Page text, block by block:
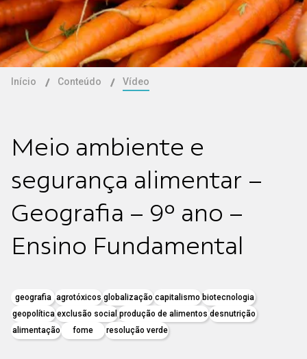
Início Conteúdo Vídeo
Meio ambiente e
segurança alimentar –
Geografia – 9º ano –
Ensino Fundamental
geografia agrotóxicos globalização capitalismo biotecnologia
geopolítica exclusão social produção de alimentos desnutrição
alimentação
fome resolução verde